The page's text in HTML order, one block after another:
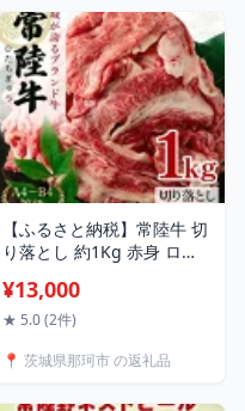
こめ こしひかり 有機 ブラ
ンド 健康 ギフト 贈り物 送
料無料
【ふるさと納税】常陸牛 切
り落とし 約1Kg 赤身 ロー
ド 常陸牛 お中元 牛肉 上品
な脂の甘さ すき焼き 万能
肉 肩ロース スライス 霜降
¥13,000
★ 5.0 (2件)
📍 茨城県那珂市 の返礼品